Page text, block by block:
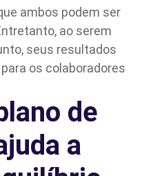
ambos podem ser
ao serem
seus resultados
os colaboradores
de
a